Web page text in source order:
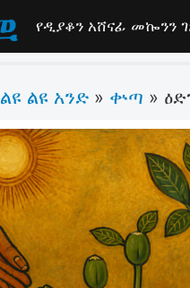
የዲያቆን አሸናፊ መኰንን
ልዩ ልዩ አንድ » ቍጣ »